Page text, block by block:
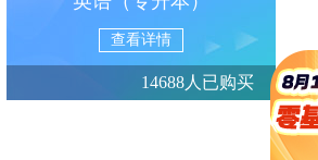
查看详情
14688人已购买